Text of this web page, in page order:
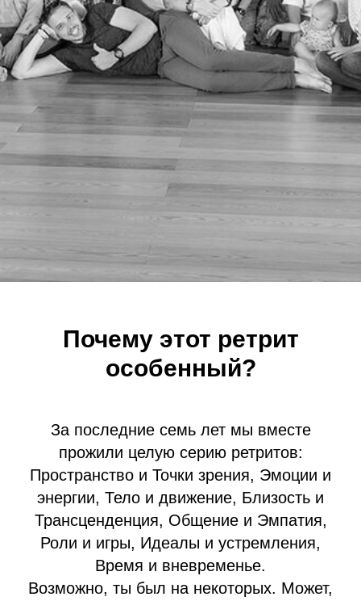
Почему этот ретрит
особенный?
За последние семь лет мы вместе
прожили целую серию ретритов:
Пространство и Точки зрения, Эмоции и
энергии, Тело и движение, Близость и
Трансценденция, Общение и Эмпатия,
Роли и игры, Идеалы и устремления,
Время и вневременье.
Возможно, ты был на некоторых. Может,